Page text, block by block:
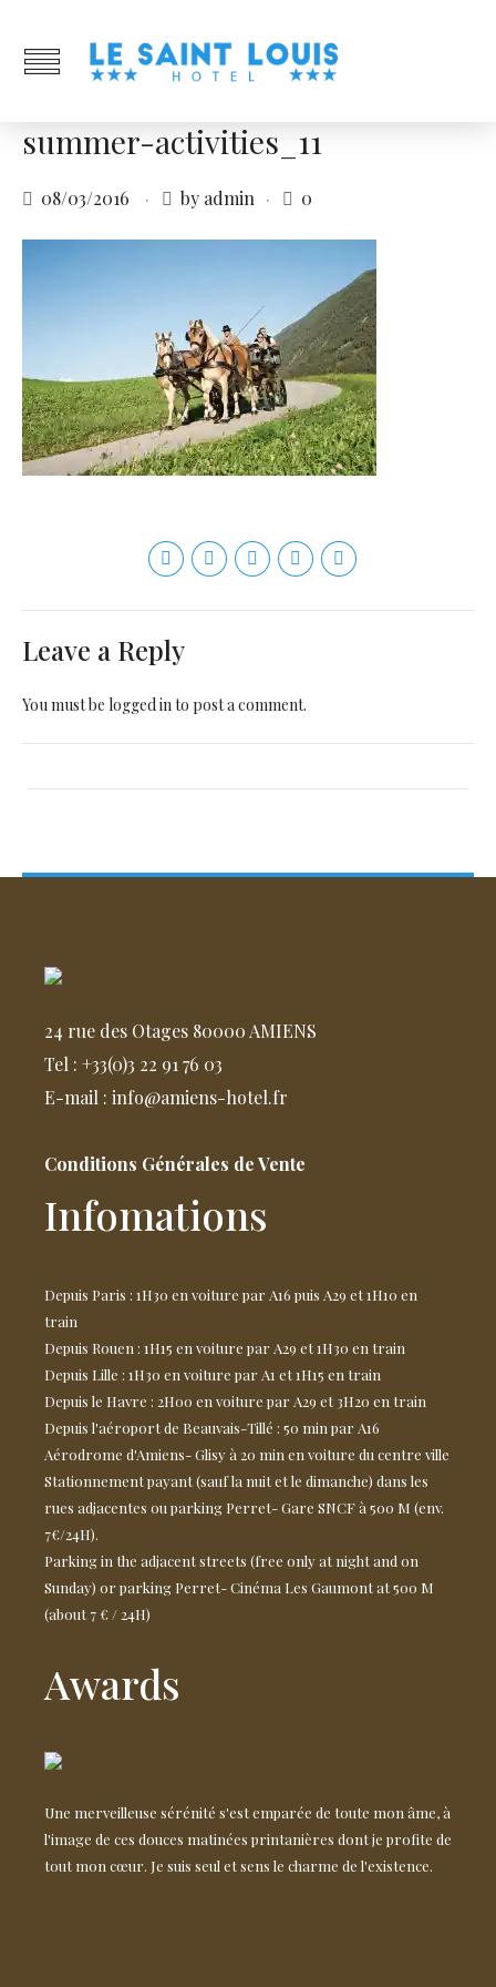
summer-activities_11
08/03/2016 by admin 0
Leave a Reply
You must be logged into post a comment.
24 rue des Otages 80000 AMIENS
Tel : +33(0)3 22 91 76 03
E-mail : info@amiens-hotel.fr
Conditions Générales de Vente
Infomations
Depuis Paris : 1H30 en voiture par A16 puis A29 et 1H10 en
train
Depuis Rouen : 1H15 en voiture par A29 et 1H30 en train
Depuis Lille : 1H30 en voiture par A1 et 1H15 en train
Depuis le Havre : 2H00 en voiture par A29 et 3H20 en train
Depuis l'aéroport de Beauvais-Tillé : 50 min par A16
Aérodrome d'Amiens- Glisy à 20 min en voiture du centre ville
Stationnement payant (sauf la nuit et le dimanche) dans les
rues adjacentes ou parking Perret- Gare SNCF à 500 M (env.
7€/24H).
Parking in the adjacent streets (free only at night and on
Sunday) or parking Perret- Cinéma Les Gaumont at 500 M
(about 7 € / 24H)
Awards
Une merveilleuse sérénité s'est emparée de toute mon âme, à
l'image de ces douces matinées printanières dont je profite de
tout mon cœur. Je suis seul et sens le charme de l'existence.